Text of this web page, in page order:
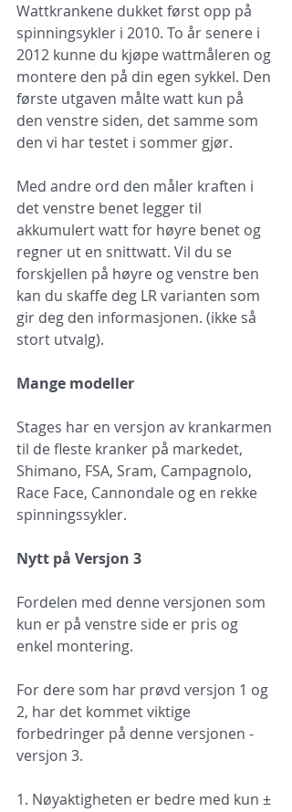
Wattkrankene dukket først opp på
spinningsykler i 2010. To år senere i
2012 kunne du kjøpe wattmåleren og
montere den på din egen sykkel. Den
første utgaven målte watt kun på
den venstre siden, det samme som
den vi har testet i sommer gjør.
Med andre ord den måler kraften i
det venstre benet legger til
akkumulert watt for høyre benet og
regner ut en snittwatt. Vil du se
forskjellen på høyre og venstre ben
kan du skaffe deg LR varianten som
gir deg den informasjonen. (ikke så
stort utvalg).
Mange modeller
Stages har en versjon av krankarmen
til de fleste kranker på markedet,
Shimano, FSA, Sram, Campagnolo,
Race Face, Cannondale og en rekke
spinningssykler.
Nytt på Versjon 3
Fordelen med denne versjonen som
kun er på venstre side er pris og
enkel montering.
For dere som har prøvd versjon 1 og
2, har det kommet viktige
forbedringer på denne versjonen -
versjon 3.
1. Nøyaktigheten er bedre med kun ±